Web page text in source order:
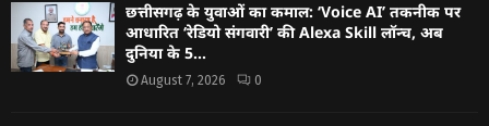
छत्तीसगढ़ के युवाओं का कमाल: ‘Voice AI’ तकनीक पर
आधारित ‘रेडियो संगवारी’ की Alexa Skill लॉन्च, अब
दुनिया के 5...
August 7, 2026 0